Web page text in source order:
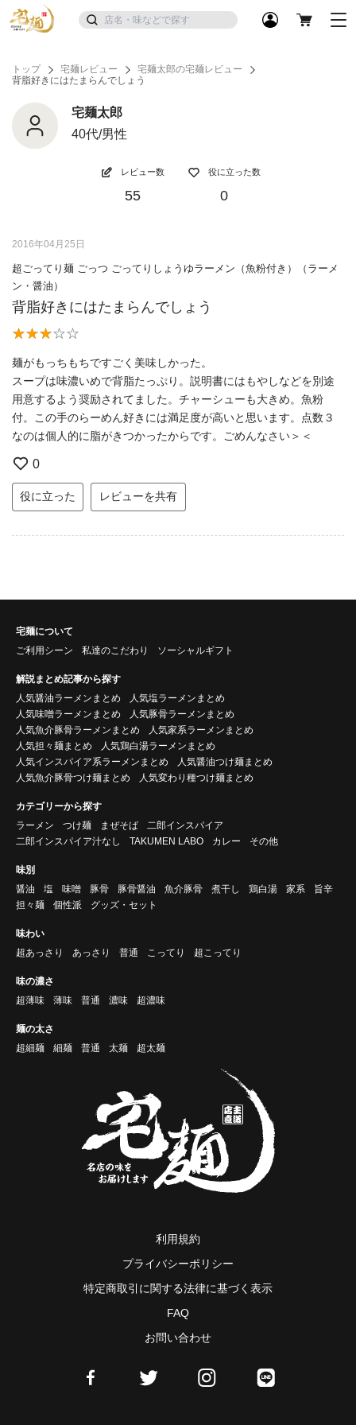
トップ 宅麺レビュー
宅麺太郎の宅麺レビュー
背脂好きにはたまらんでしょう
宅麺太郎
40代/男性
レビュー数
55
役に立った数
0
2016年04月25日
超ごってり麺 ごっつ ごってりしょうゆラーメン（魚粉付き）（ラーメ
ン・醤油）
背脂好きにはたまらんでしょう
麺がもっちもちですごく美味しかった。
スープは味濃いめで背脂たっぷり。説明書にはもやしなどを別途
用意するよう奨励されてました。チャーシューも大きめ。魚粉
付。この手のらーめん好きには満足度が高いと思います。点数３
なのは個人的に脂がきつかったからです。ごめんなさい＞＜
0
役に立った レビューを共有
宅麺について
ご利用シーン
私達のこだわり ソーシャルギフト
解説まとめ記事から探す
人気醤油ラーメンまとめ
人気塩ラーメンまとめ
人気味噌ラーメンまとめ
人気豚骨ラーメンまとめ
人気魚介豚骨ラーメンまとめ
人気家系ラーメンまとめ
人気担々麺まとめ
人気鶏白湯ラーメンまとめ
人気インスパイア系ラーメンまとめ
人気醤油つけ麺まとめ
人気魚介豚骨つけ麺まとめ
人気変わり種つけ麺まとめ
カテゴリーから探す
ラーメン
つけ麺 まぜそば
二郎インスパイア
二郎インスパイア汁なし
TAKUMEN LABO カレー その他
味別
醤油
塩 味噌 豚骨 豚骨醤油 魚介豚骨 煮干し 鶏白湯 家系
旨辛
担々麺
個性派 グッズ・セット
味わい
超あっさり
あっさり 普通 こってり 超こってり
味の濃さ
超薄味
薄味 普通 濃味 超濃味
麺の太さ
超細麺
細麺 普通 太麺 超太麺
利用規約
プライバシーポリシー
特定商取引に関する法律に基づく表示
FAQ
お問い合わせ